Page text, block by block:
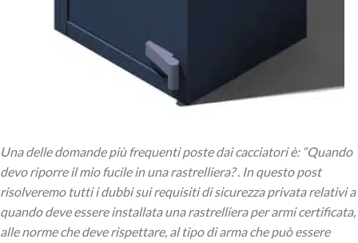
Una delle domande più frequenti poste dai cacciatori è: “Quando
devo riporre il mio fucile in una rastrelliera? . In questo post
risolveremo tutti i dubbi sui requisiti di sicurezza privata relativi a
quando deve essere installata una rastrelliera per armi certificata,
alle norme che deve rispettare, al tipo di arma che può essere